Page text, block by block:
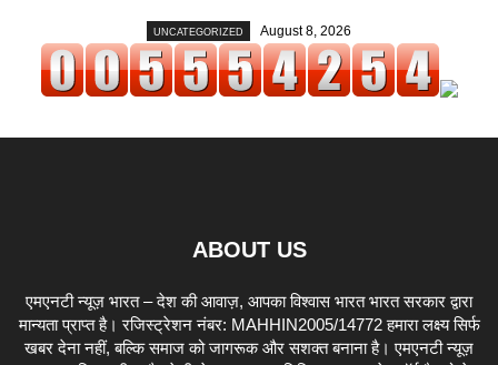
UNCATEGORIZED August 8, 2026
ABOUT US
एमएनटी न्यूज़ भारत – देश की आवाज़, आपका विश्वास भारत भारत सरकार द्वारा
मान्यता प्राप्त है। रजिस्ट्रेशन नंबर: MAHHIN2005/14772 हमारा लक्ष्य सिर्फ
खबर देना नहीं, बल्कि समाज को जागरूक और सशक्त बनाना है। एमएनटी न्यूज़